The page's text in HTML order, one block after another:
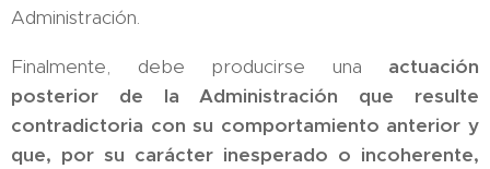
Administración.
Finalmente, debe producirse una actuación
posterior de la Administración que resulte
contradictoria con su comportamiento anterior y
que, por su carácter inesperado o incoherente,